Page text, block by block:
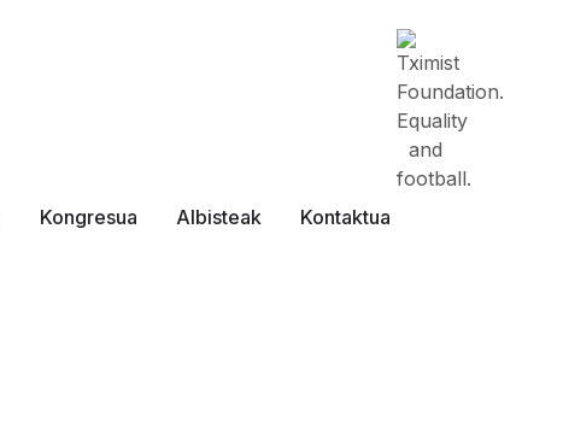
Kongresua Albisteak Kontaktua